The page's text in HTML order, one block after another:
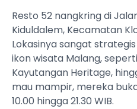
Resto 52 nangkring di Jalan
Kiduldalem, Kecamatan
Lokasinya sangat
ikon wisata Malang,
Kayutangan Heritage,
mau mampir, mereka
10.00 hingga 21.30 WIB.